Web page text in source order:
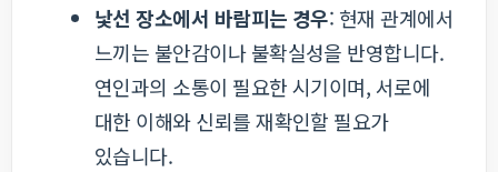
낯선 장소에서 바람피는 경우: 현재 관계에서
느끼는 불안감이나 불확실성을 반영합니다.
연인과의 소통이 필요한 시기이며, 서로에
대한 이해와 신뢰를 재확인할 필요가
있습니다.